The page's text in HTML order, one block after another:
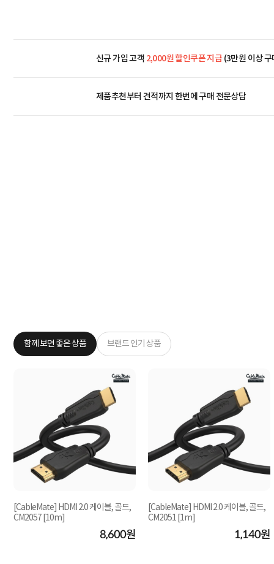
신규 가입 고객 2,000원 할인쿠폰 지급(3만원 이상 구
제품추천부터 견적까지 한번에구매 전문상담
함께 보면 좋은 상품 브랜드 인기 상품
[CableMate] HDMI 2.0 케이블, 골드,
CM2057 [10m]
8,600원
[CableMate] HDMI 2.0 케이블, 골드,
CM2051 [1m]
1,140원